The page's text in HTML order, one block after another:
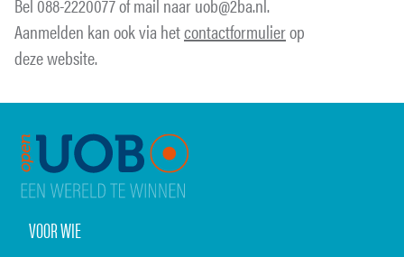
Bel 088-2220077 of mail naar uob@2ba.nl.
Aanmelden kan ook via hetcontactformulierop
deze website.
VOOR WIE